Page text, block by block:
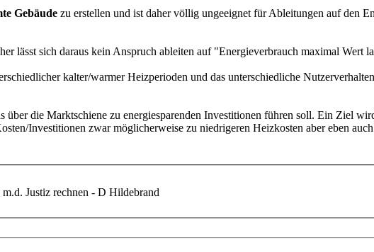
Gebäude zu erstellen und ist daher völlig ungeeignet für Ableitungen auf den
lässt sich daraus kein Anspruch ableiten auf "Energieverbrauch maximal Wert
kalter/warmer Heizperioden und das unterschiedliche
über die Marktschiene zu energiesparenden Investitionen führen soll. Ein Ziel
Investitionen zwar möglicherweise zu niedrigeren Heizkosten aber eben
Justiz rechnen - D Hildebrand